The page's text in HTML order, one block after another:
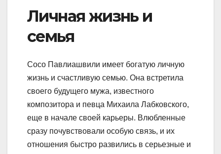
Личная жизнь и
семья
Сосо Павлиашвили имеет богатую личную
жизнь и счастливую семью. Она встретила
своего будущего мужа, известного
композитора и певца Михаила Лабковского,
еще в начале своей карьеры. Влюбленные
сразу почувствовали особую связь, и их
отношения быстро развились в серьезные и